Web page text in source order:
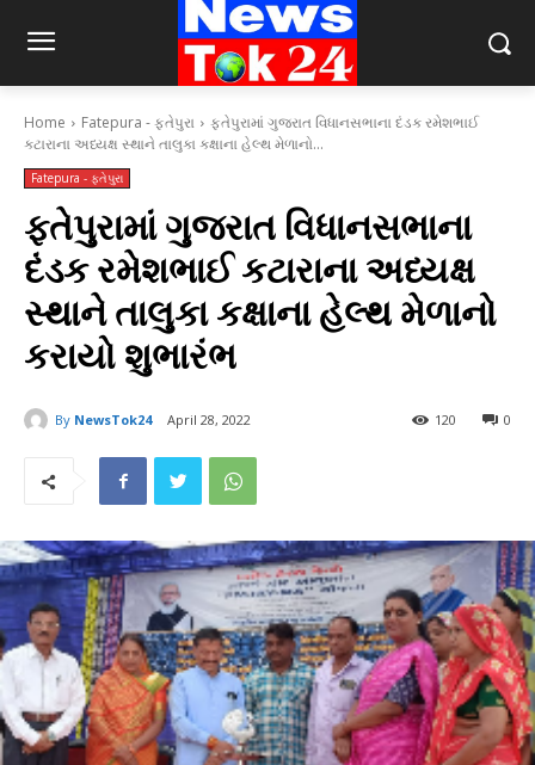
Home Fatepura - ફતેપુરા
ફતેપુરામાં ગુજરાત વિધાનસભાના દંડક રમેશભાઈ
કટારાના અધ્યક્ષ સ્થાને તાલુકા કક્ષાના હેલ્થ મેળાનો...
Fatepura - ફતેપુરા
ફતેપુરામાં ગુજરાત વિધાનસભાના
દંડક રમેશભાઈ કટારાના અધ્યક્ષ
સ્થાને તાલુકા કક્ષાના હેલ્થ મેળાનો
કરાયો શુભારંભ
By NewsTok24 April 28, 2022 0
120